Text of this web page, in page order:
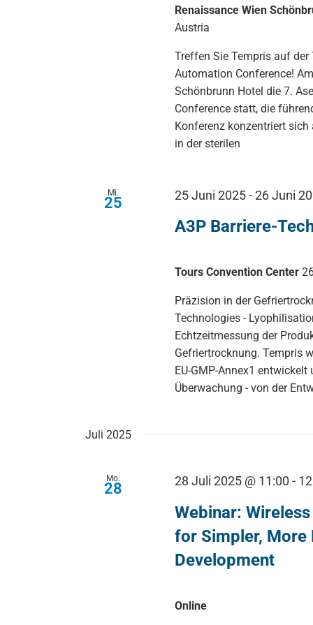
Renaissance Wien
Austria
Treffen Sie Tempris auf der
Automation Conference!
Schönbrunn Hotel die 7.
Conference statt, die
Konferenz konzentriert
in der sterilen
Mi.
25
A3P Barriere-
25 Juni 2025- 26 Juni
Tours Convention Center
Präzision in der
Technologies -
Echtzeitmessung der
Gefriertrocknung. Tempris
EU-GMP-Annex1
Überwachung - von der
Juli 2025
Mo.
28
Webinar:
for Simpler, More
Development
28 Juli 2025 @ 11:00 -
Online